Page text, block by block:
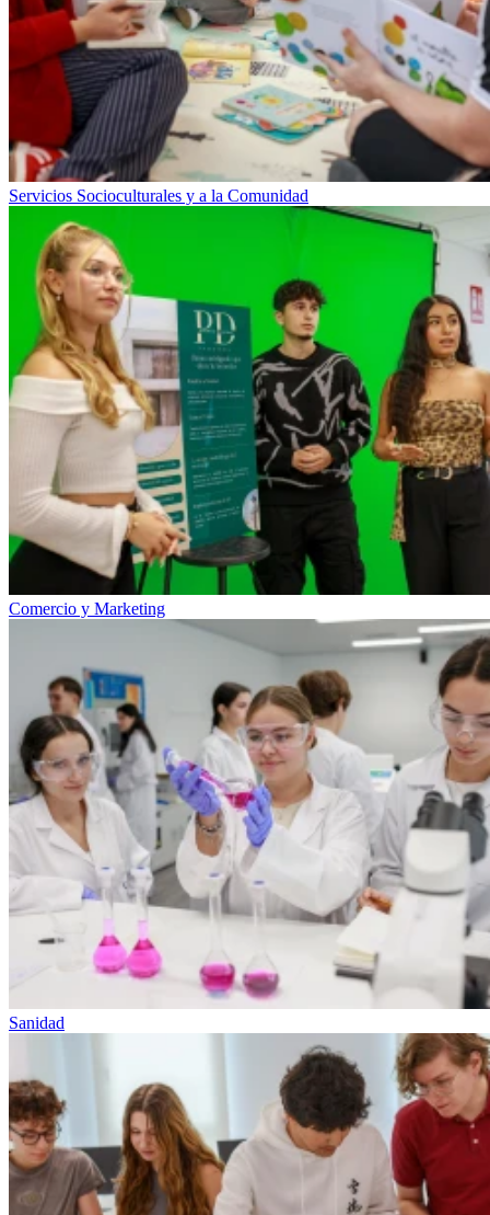
Servicios Socioculturales y a la Comunidad
Comercio y Marketing
Sanidad